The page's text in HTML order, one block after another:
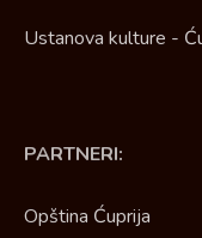
Ustanova kulture -
PARTNERI:
Opština Ćuprija